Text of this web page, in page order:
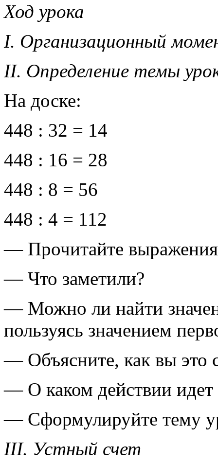
Ход урока
I. Организационный
II. Определение темы
На доске:
448 : 32 = 14
448 : 16 = 28
448 : 8 = 56
448 : 4 = 112
— Прочитайте
— Что заметили?
— Можно ли найти
пользуясь значением
— Объясните, как вы это
— О каком действии идет
— Сформулируйте тему
III. Устный счет